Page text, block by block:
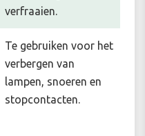
verfraaien.
Te gebruiken voor het
verbergen van
lampen, snoeren en
stopcontacten.